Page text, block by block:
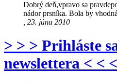
Dobrý deň,vpravo sa
nádor prsníka. Bola by
, 23. júna 2010
> > > Prihláste
newslettera < < <